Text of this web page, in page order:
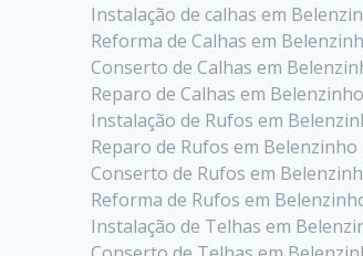
Instalação de calhas em
Reforma de Calhas em
Conserto de Calhas em
Reparo de Calhas em Belenzinho
Instalação de Rufos em
Reparo de Rufos em Belenzinho
Conserto de Rufos em
Reforma de Rufos em
Instalação de Telhas em